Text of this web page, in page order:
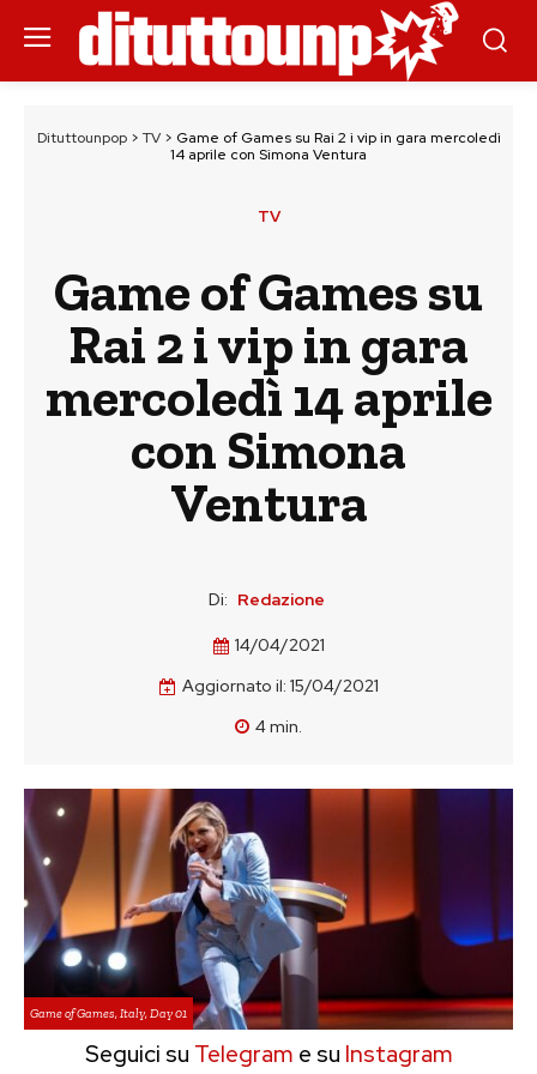
Dituttounpop> TV> Game of Games su Rai 2 i vip in gara mercoledì
14 aprile con Simona Ventura
TV
Game of Games su
Rai 2 i vip in gara
mercoledì 14 aprile
con Simona
Ventura
Di: Redazione
14/04/2021
Aggiornato il: 15/04/2021
4min.
Game of Games, Italy, Day 01
Seguici su Telegram e su Instagram